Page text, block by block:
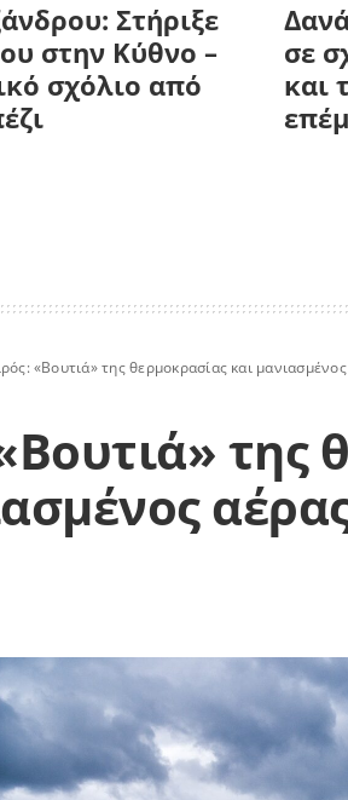
Στήριξε
στην Κύθνο –
σχόλιο από
σε
και
«Βουτιά» της θερμοκρασίας και
της